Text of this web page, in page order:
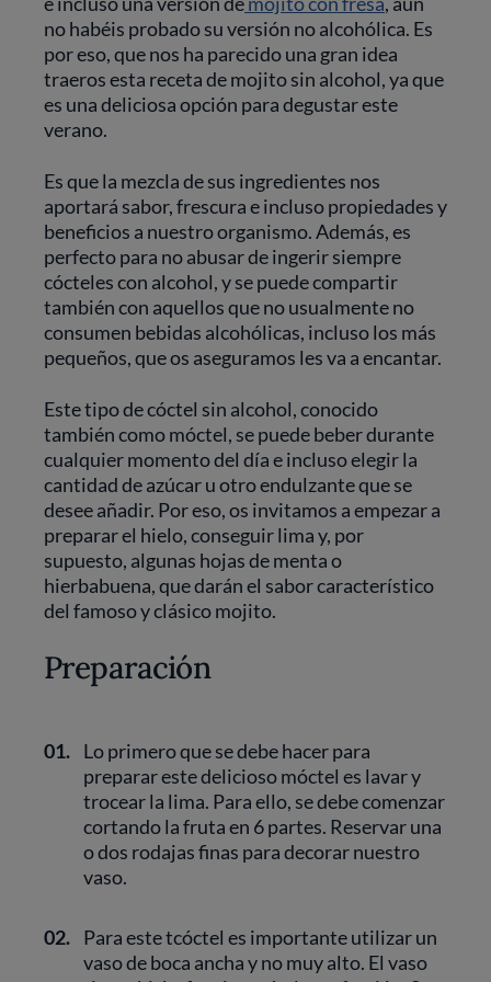
no habéis probado su versión no alcohólica. Es
por eso, que nos ha parecido una gran idea
traeros esta receta de mojito sin alcohol, ya que
es una deliciosa opción para degustar este
verano.
Es que la mezcla de sus ingredientes nos
aportará sabor, frescura e incluso propiedades y
beneficios a nuestro organismo. Además, es
perfecto para no abusar de ingerir siempre
cócteles con alcohol, y se puede compartir
también con aquellos que no usualmente no
consumen bebidas alcohólicas, incluso los más
pequeños, que os aseguramos les va a encantar.
Este tipo de cóctel sin alcohol, conocido
también como móctel, se puede beber durante
cualquier momento del día e incluso elegir la
cantidad de azúcar u otro endulzante que se
desee añadir. Por eso, os invitamos a empezar a
preparar el hielo, conseguir lima y, por
supuesto, algunas hojas de menta o
hierbabuena, que darán el sabor característico
del famoso y clásico mojito.
Preparación
01. Lo primero que se debe hacer para
preparar este delicioso móctel es lavar y
trocear la lima. Para ello, se debe comenzar
cortando la fruta en 6 partes. Reservar una
o dos rodajas finas para decorar nuestro
vaso.
02. Para este tcóctel es importante utilizar un
vaso de boca ancha y no muy alto. El vaso